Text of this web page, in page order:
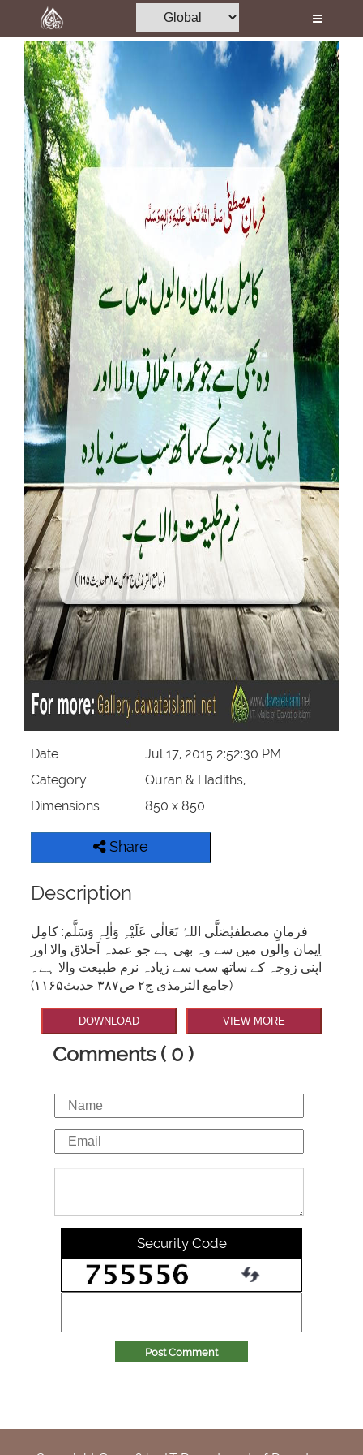
Home
Al-Quran
Books
Media
Madani Channel
Volunteer Portal
Rohani Ilaj
Donation
Blog
Magazine
Departments
Our Websites
More
Date
Jul 17, 2015 2:52:30 PM
Category
Quran & Hadiths,
Dimensions
850 x 850
Share
Description
فرمانِ مصطفیٰصَلَّی اللہُ تَعَالٰی عَلَیْہِ وَاٰلِہٖ وَسَلَّم: کامِل
اِیمان والوں میں سے وہ بھی ہے جو عمدہ اَخلاق والا اور
اپنی زوجہ کے ساتھ سب سے زیادہ نرم طبیعت والا ہے۔
(جامع الترمذی ج۲ ص۳۸۷ حدیث۱۱۶۵)
DOWNLOAD VIEW MORE
Comments ( 0 )
Security Code
Post Comment